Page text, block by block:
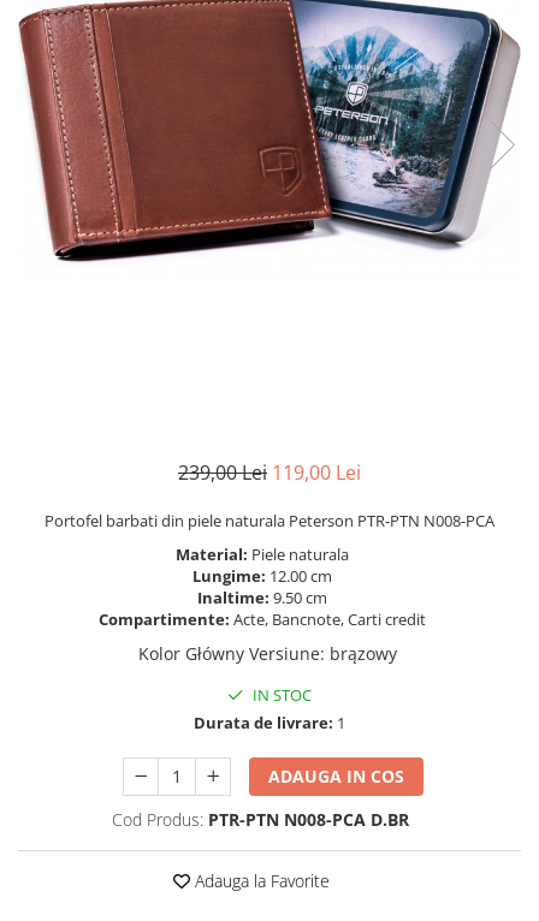
239,00 Lei 119,00 Lei
Portofel barbati din piele naturala Peterson PTR-PTN N008-PCA
Material: Piele naturala
Lungime: 12.00 cm
Inaltime: 9.50 cm
Compartimente: Acte, Bancnote, Carti credit
Kolor Główny Versiune: brązowy
IN STOC
Durata de livrare: 1
ADAUGA IN COS
Cod Produs: PTR-PTN N008-PCA D.BR
Adauga la Favorite